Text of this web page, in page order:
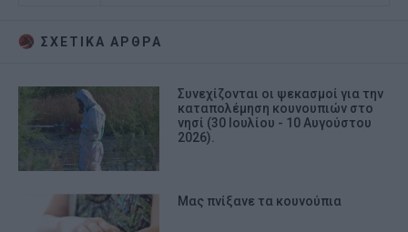
ΣΧΕΤΙΚA AΡΘΡΑ
Συνεχίζονται οι ψεκασμοί για την
καταπολέμηση κουνουπιών στο
νησί (30 Ιουλίου - 10 Αυγούστου
2026).
Μας πνίξανε τα κουνούπια